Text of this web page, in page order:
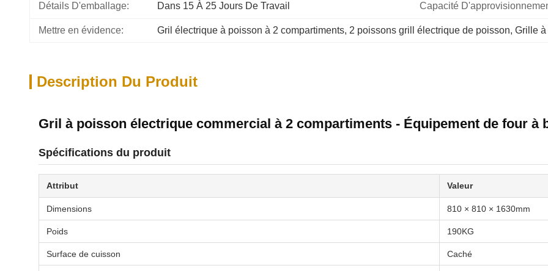
Détails D'emballage: Dans 15 À 25 Jours De Travail Capacité
Mettre en évidence: Gril électrique à poisson à 2 compartiments, 2 poissons grill électrique de poisson, Grille
Description Du Produit
Gril à poisson électrique commercial à 2 compartiments - Équipement de four à
Spécifications du produit
Attribut Valeur
Dimensions 810 × 810 × 1630mm
Poids 190KG
Surface de cuisson Caché